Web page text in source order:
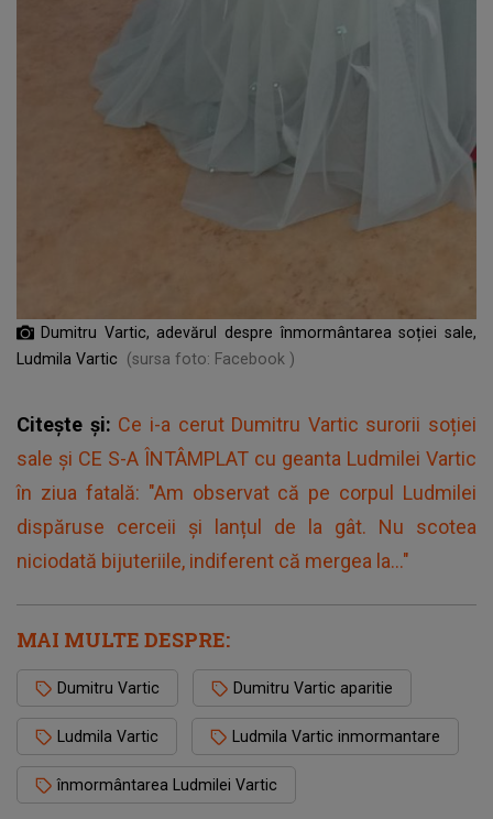
Dumitru Vartic, adevărul despre înmormântarea soției sale,
Ludmila Vartic
(sursa foto: Facebook )
Citește și: Ce i-a cerut Dumitru Vartic surorii soției
sale și CE S-A ÎNTÂMPLAT cu geanta Ludmilei Vartic
în ziua fatală: "Am observat că pe corpul Ludmilei
dispăruse cerceii și lanțul de la gât. Nu scotea
niciodată bijuteriile, indiferent că mergea la..."
MAI MULTE DESPRE:
Dumitru Vartic Dumitru Vartic aparitie
Ludmila Vartic Ludmila Vartic inmormantare
înmormântarea Ludmilei Vartic